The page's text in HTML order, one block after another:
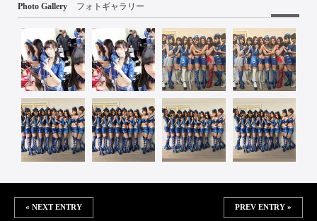
Photo Gallery フォトギャラリー
« NEXT ENTRY PREV ENTRY »